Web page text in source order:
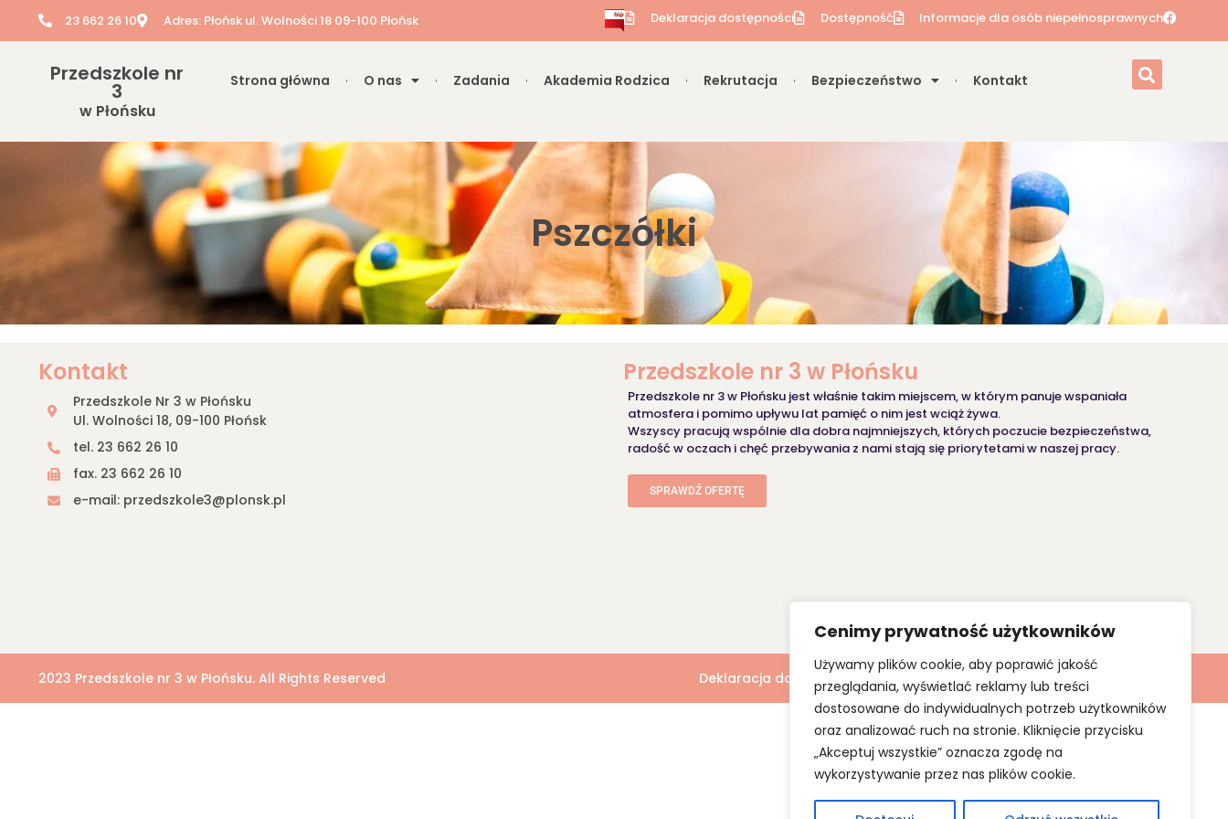
Cenimy prywatność użytkowników
Używamy plików cookie, aby poprawić jakość
przeglądania, wyświetlać reklamy lub treści
dostosowane do indywidualnych potrzeb użytkowników
oraz analizować ruch na stronie. Kliknięcie przycisku
„Akceptuj wszystkie” oznacza zgodę na
wykorzystywanie przez nas plików cookie.
23 662 26 10 Adres: Płońsk ul. Wolności 18 09-100 Płońsk Deklaracja dostępności Dostępność Informacje dla osób niepełnosprawnych
Przedszkole nr
3
w Płońsku
Strona główna O nas Zadania Akademia Rodzica Rekrutacja Bezpieczeństwo Kontakt
Pszczółki
Kontakt
Przedszkole Nr 3 w Płońsku
Ul. Wolności 18, 09-100 Płońsk
tel. 23 662 26 10
fax. 23 662 26 10
e-mail: przedszkole3@plonsk.pl
Przedszkole nr 3 w Płońsku
Przedszkole nr 3 w Płońsku jest właśnie takim miejscem, w którym panuje wspaniała
atmosfera i pomimo upływu lat pamięć o nim jest wciąż żywa.
Wszyscy pracują wspólnie dla dobra najmniejszych, których poczucie bezpieczeństwa,
radość w oczach i chęć przebywania z nami stają się priorytetami w naszej pracy.
SPRAWDŹ OFERTĘ
2023 Przedszkole nr 3 w Płońsku. All Rights Reserved Opieka i wsparcie SKYREX
Obowiązek informacyjny
Deklaracja dostępności